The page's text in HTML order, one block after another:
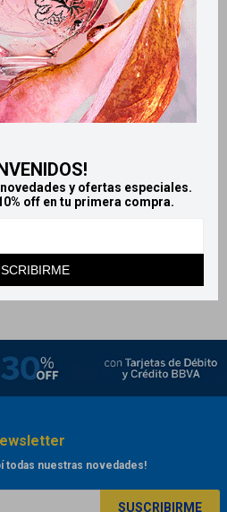
y ofertas especiales.
off en tu primera compra.
LlegaHOY
LlegaHOY
$ 1.525 $ 1.694
todas nuestras novedades!
SUSCRIBIRME